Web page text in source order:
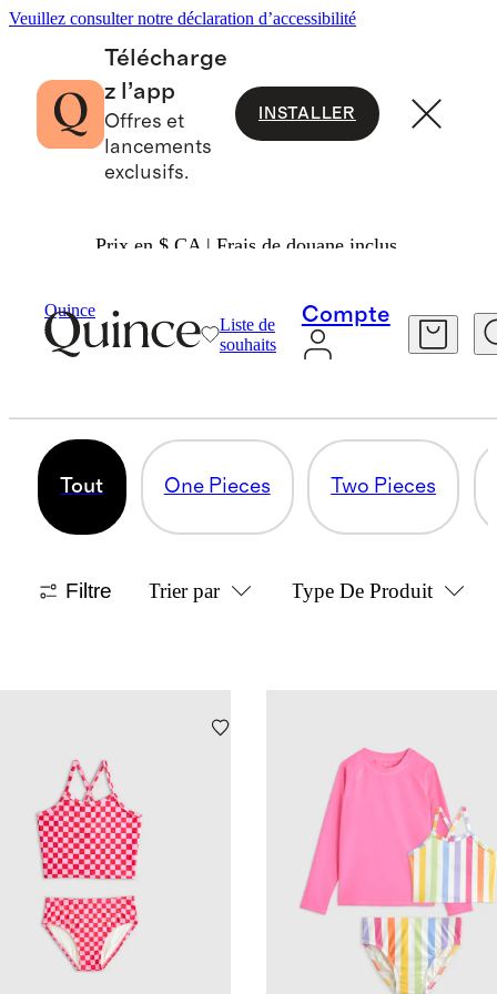
Veuillez consulter notre déclaration d’accessibilité
Télécharge
z l’app
Offres et
lancements
exclusifs.
INSTALLER
Prix en $ CA | Frais de douane inclus.
Quince
Liste de
souhaits
Compte
Nager
MAILLOTS DE BAIN POUR FILLES
Tout One Pieces Two Pieces
Filtre Trier par Type De Produit